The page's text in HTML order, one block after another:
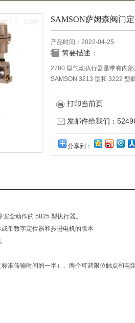
SAMSON萨姆森阀门
产品时间：2022-04-25
简要描述：
2780 型气动执行器是带有内
SAMSON 3213 型和 3222 型
打印当前页
发邮件给我们：
分享到：
全动作的 5825 型执行器。
带数字定位器和步进电机的版本
准传输时间的一半）、两个可调限位触点和电